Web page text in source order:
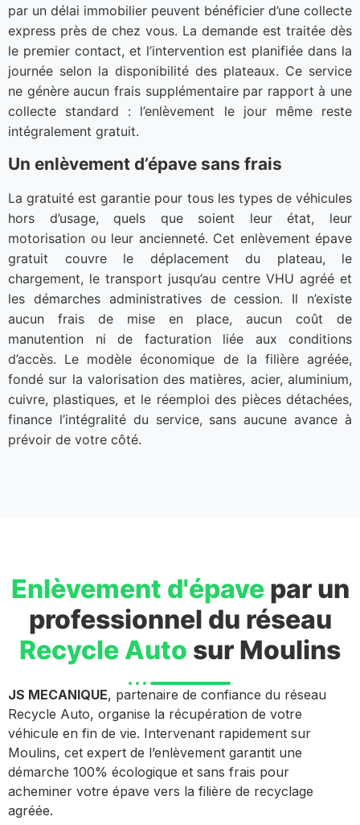
par un délai immobilier peuvent bénéficier d’une collecte
express près de chez vous. La demande est traitée dès
le premier contact, et l’intervention est planifiée dans la
journée selon la disponibilité des plateaux. Ce service
ne génère aucun frais supplémentaire par rapport à une
collecte standard : l’enlèvement le jour même reste
intégralement gratuit.
Un enlèvement d’épave sans frais
La gratuité est garantie pour tous les types de véhicules
hors d’usage, quels que soient leur état, leur
motorisation ou leur ancienneté. Cet enlèvement épave
gratuit couvre le déplacement du plateau, le
chargement, le transport jusqu’au centre VHU agréé et
les démarches administratives de cession. Il n’existe
aucun frais de mise en place, aucun coût de
manutention ni de facturation liée aux conditions
d’accès. Le modèle économique de la filière agréée,
fondé sur la valorisation des matières, acier, aluminium,
cuivre, plastiques, et le réemploi des pièces détachées,
finance l’intégralité du service, sans aucune avance à
prévoir de votre côté.
Enlèvement d'épavepar un
professionnel du réseau
Recycle Auto sur Moulins
JS MECANIQUE, partenaire de confiance du réseau
Recycle Auto, organise la récupération de votre
véhicule en fin de vie. Intervenant rapidement sur
Moulins, cet expert de l’enlèvement garantit une
démarche 100% écologique et sans frais pour
acheminer votre épave vers la filière de recyclage
agréée.